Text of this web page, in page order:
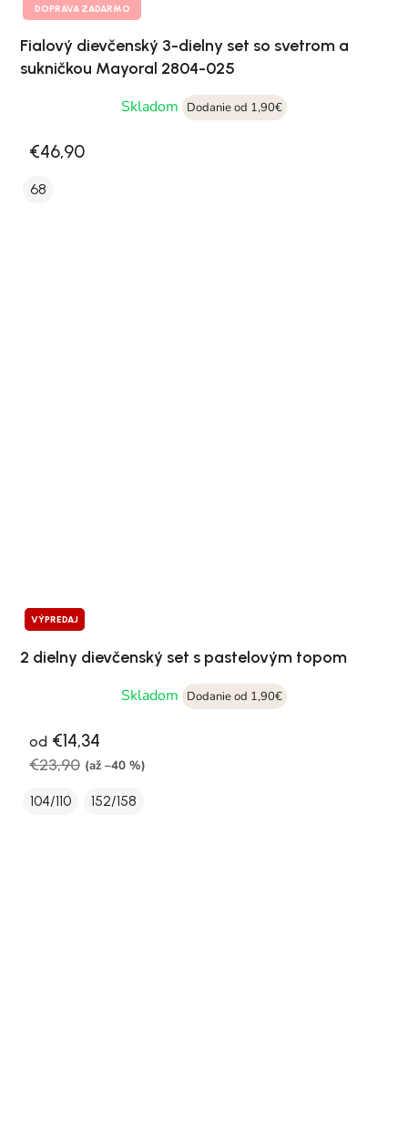
DOPRAVA ZADARMO
Fialový dievčenský 3-dielny set so svetrom a
sukničkou Mayoral 2804-025
Skladom
Dodanie od 1,90€
€46,90
68
VÝPREDAJ
2 dielny dievčenský set s pastelovým topom
Skladom
Dodanie od 1,90€
od €14,34
€23,90 (až –40 %)
104/110 152/158